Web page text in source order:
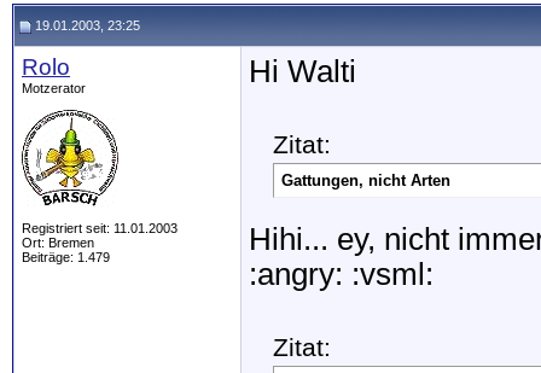
19.01.2003, 23:25
Rolo
Motzerator
Registriert seit: 11.01.2003
Ort: Bremen
Beiträge: 1.479
Hi Walti
Zitat:
Gattungen, nicht Arten
Hihi... ey, nicht
:angry: :vsml:
Zitat: